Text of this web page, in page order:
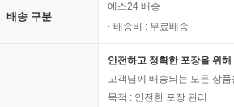
배송 구분
예스24 배송
배송비 : 무료배송
안전하고 정확한 포장을 위
고객님께 배송되는 모든 상
목적 : 안전한 포장 관리